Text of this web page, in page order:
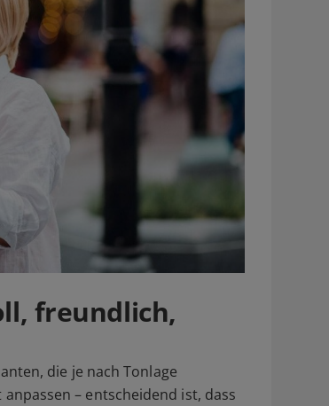
freundlich,
die je nach Tonlage
– entscheidend ist, dass